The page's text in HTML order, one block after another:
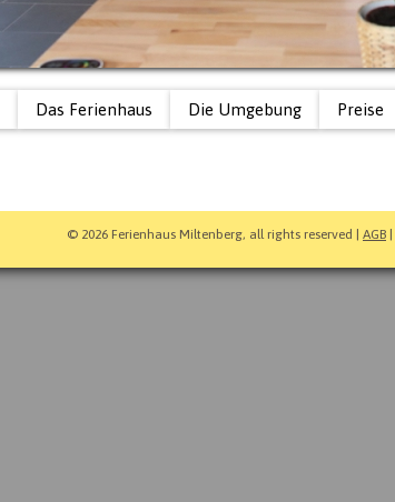
Das Ferienhaus Die Umgebung Preise
© 2026 Ferienhaus Miltenberg, all rights reserved | AGB